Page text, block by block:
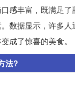
感丰富，既满足了
数据显示，许多人
成了惊喜的美食。
法?